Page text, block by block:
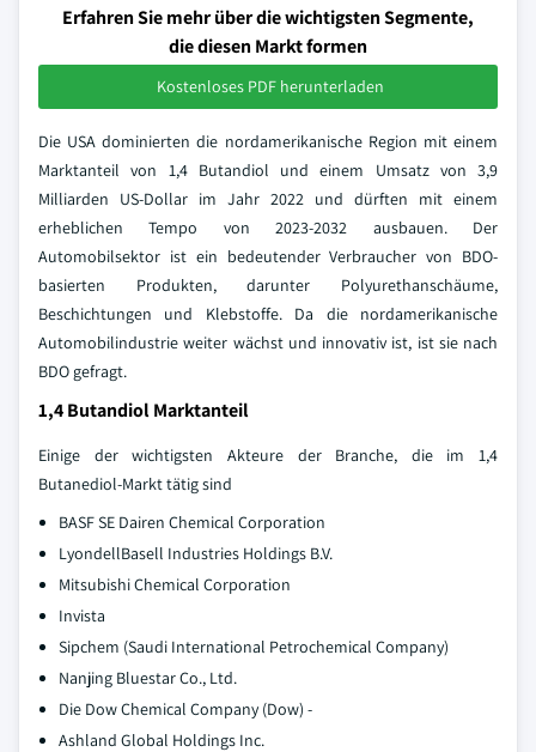
Erfahren Sie mehr über die wichtigsten Segmente,
die diesen Markt formen
Kostenloses PDF herunterladen
Die USA dominierten die nordamerikanische Region mit einem
Marktanteil von 1,4 Butandiol und einem Umsatz von 3,9
Milliarden US-Dollar im Jahr 2022 und dürften mit einem
erheblichen Tempo von 2023-2032 ausbauen. Der
Automobilsektor ist ein bedeutender Verbraucher von BDO-
basierten Produkten, darunter Polyurethanschäume,
Beschichtungen und Klebstoffe. Da die nordamerikanische
Automobilindustrie weiter wächst und innovativ ist, ist sie nach
BDO gefragt.
1,4 Butandiol Marktanteil
Einige der wichtigsten Akteure der Branche, die im 1,4
Butanediol-Markt tätig sind
BASF SE Dairen Chemical Corporation
LyondellBasell Industries Holdings B.V.
Mitsubishi Chemical Corporation
Invista
Sipchem (Saudi International Petrochemical Company)
Nanjing Bluestar Co., Ltd.
Die Dow Chemical Company (Dow) -
Ashland Global Holdings Inc.